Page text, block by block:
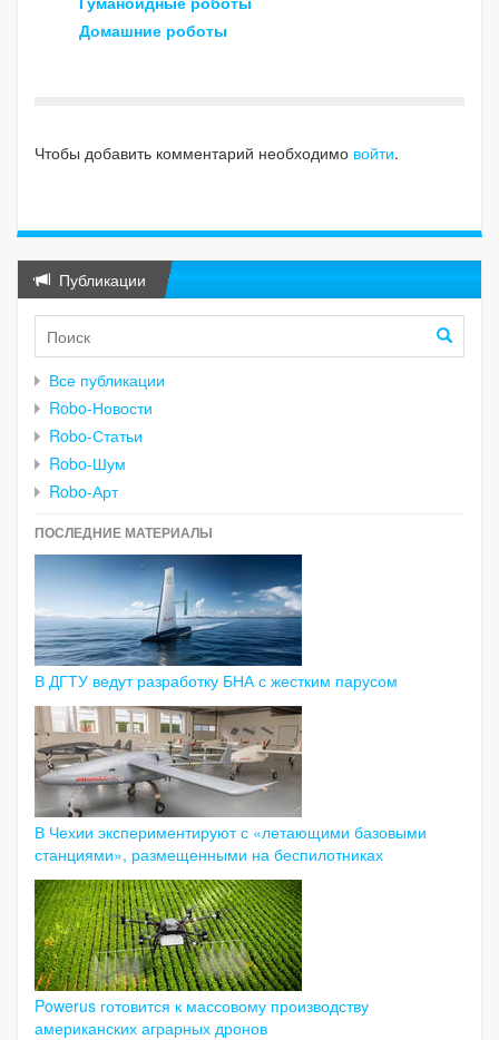
Домашние роботы
Чтобы добавить комментарий необходимо войти.
Публикации
Все публикации
Robo-Новости
Robo-Статьи
Robo-Шум
Robo-Арт
ПОСЛЕДНИЕ МАТЕРИАЛЫ
В ДГТУ ведут разработку БНА с жестким парусом
В Чехии экспериментируют с «летающими базовыми
станциями», размещенными на беспилотниках
Powerus готовится к массовому производству
американских аграрных дронов